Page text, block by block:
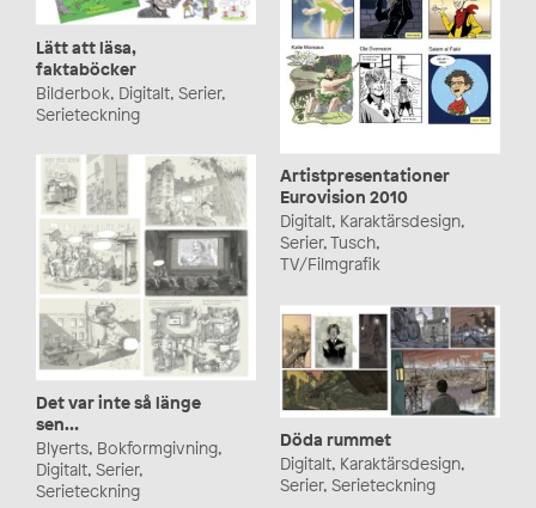
Lätt att läsa,
faktaböcker
Bilderbok, Digitalt, Serier,
Serieteckning
Artistpresentationer
Eurovision 2010
Digitalt, Karaktärsdesign,
Serier, Tusch,
TV/Filmgrafik
Det var inte så länge
sen…
Blyerts, Bokformgivning,
Digitalt, Serier,
Serieteckning
Döda rummet
Digitalt, Karaktärsdesign,
Serier, Serieteckning